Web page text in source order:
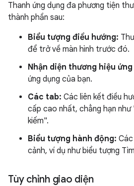
Thanh ứng dụng đa phương tiện
thành phần sau:
Biểu tượng điều hướng:
để trở về màn hình trước đó.
Nhận diện thương hiệu
ứng dụng của bạn.
Các tab: Các liên kết điều
cấp cao nhất, chẳng hạn
kiếm".
Biểu tượng hành động:
cảnh, ví dụ như biểu tượng
Tùy chỉnh giao diện